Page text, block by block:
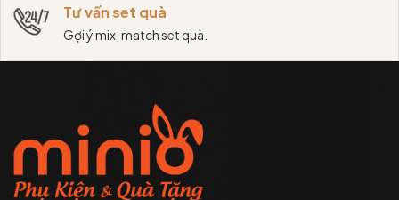
Tư vấn set quà
Gợi ý mix, match set quà.